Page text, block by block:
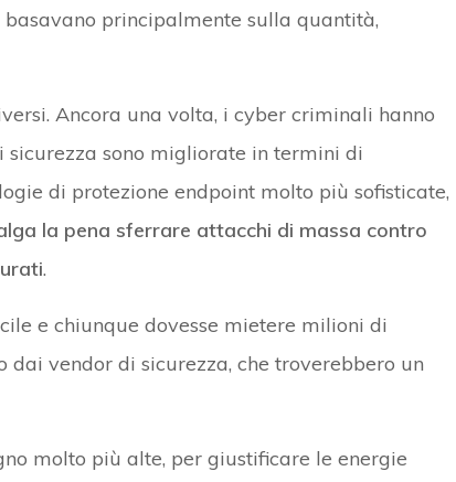
principalmente sulla quantità,
Ancora una volta, i cyber criminali hanno
sono migliorate in termini di
di protezione endpoint molto più sofisticate,
la pena sferrare attacchi di massa contro
.
e chiunque dovesse mietere milioni di
vendor di sicurezza, che troverebbero un
molto più alte, per giustificare le energie